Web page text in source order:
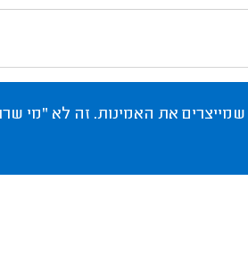
את האמינות. זה לא "מי